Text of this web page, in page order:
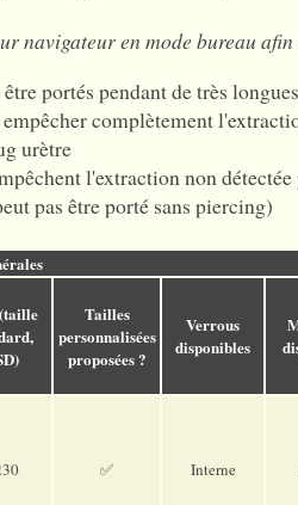
navigateur en mode bureau
portés pendant de très
complètement
urètre
l'extraction non
pas être porté sans piercing)
Tailles
personnalisées
proposées ?
Verrous
disponibles
✅ Interne